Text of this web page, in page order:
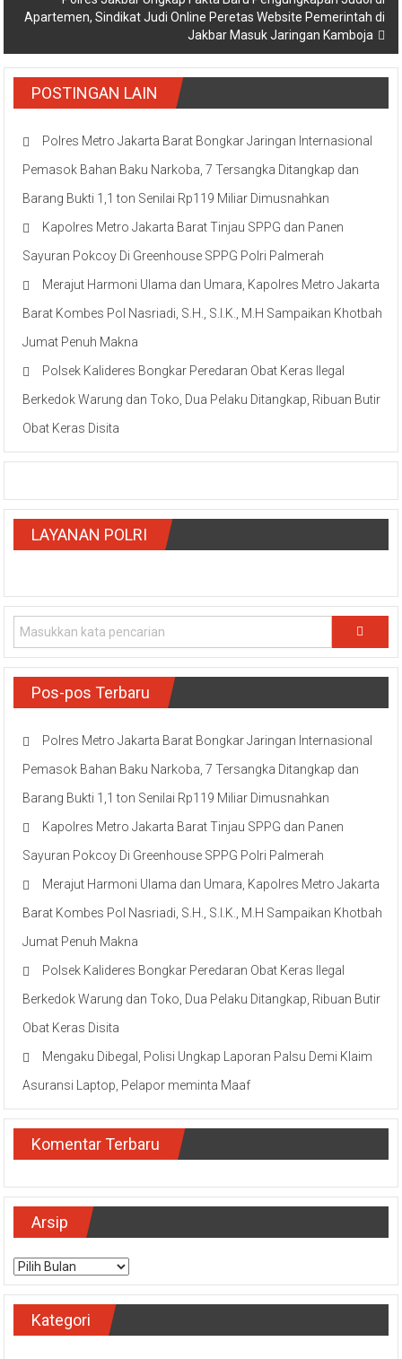
Apartemen, Sindikat Judi Online Peretas Website Pemerintah di
Jakbar Masuk Jaringan Kamboja
POSTINGAN LAIN
Polres Metro Jakarta Barat Bongkar Jaringan Internasional
Pemasok Bahan Baku Narkoba, 7 Tersangka Ditangkap dan
Barang Bukti 1,1 ton Senilai Rp119 Miliar Dimusnahkan
Kapolres Metro Jakarta Barat Tinjau SPPG dan Panen
Sayuran Pokcoy Di Greenhouse SPPG Polri Palmerah
Merajut Harmoni Ulama dan Umara, Kapolres Metro Jakarta
Barat Kombes Pol Nasriadi, S.H., S.I.K., M.H Sampaikan Khotbah
Jumat Penuh Makna
Polsek Kalideres Bongkar Peredaran Obat Keras Ilegal
Berkedok Warung dan Toko, Dua Pelaku Ditangkap, Ribuan Butir
Obat Keras Disita
LAYANAN POLRI
Pos-pos Terbaru
Polres Metro Jakarta Barat Bongkar Jaringan Internasional
Pemasok Bahan Baku Narkoba, 7 Tersangka Ditangkap dan
Barang Bukti 1,1 ton Senilai Rp119 Miliar Dimusnahkan
Kapolres Metro Jakarta Barat Tinjau SPPG dan Panen
Sayuran Pokcoy Di Greenhouse SPPG Polri Palmerah
Merajut Harmoni Ulama dan Umara, Kapolres Metro Jakarta
Barat Kombes Pol Nasriadi, S.H., S.I.K., M.H Sampaikan Khotbah
Jumat Penuh Makna
Polsek Kalideres Bongkar Peredaran Obat Keras Ilegal
Berkedok Warung dan Toko, Dua Pelaku Ditangkap, Ribuan Butir
Obat Keras Disita
Mengaku Dibegal, Polisi Ungkap Laporan Palsu Demi Klaim
Asuransi Laptop, Pelapor meminta Maaf
Komentar Terbaru
Arsip
Arsip
Kategori